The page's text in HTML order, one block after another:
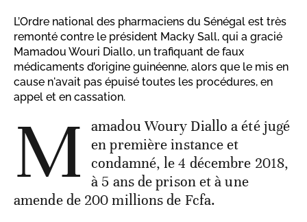
L’Ordre national des pharmaciens du Sénégal est très
remonté contre le président Macky Sall, qui a gracié
Mamadou Wouri Diallo, un trafiquant de faux
médicaments d’origine guinéenne, alors que le mis en
cause n'avait pas épuisé toutes les procédures, en
appel et en cassation.
M
amadou Woury Diallo a été jugé
en première instance et
condamné, le 4 décembre 2018,
à 5 ans de prison et à une
amende de 200 millions de Fcfa.